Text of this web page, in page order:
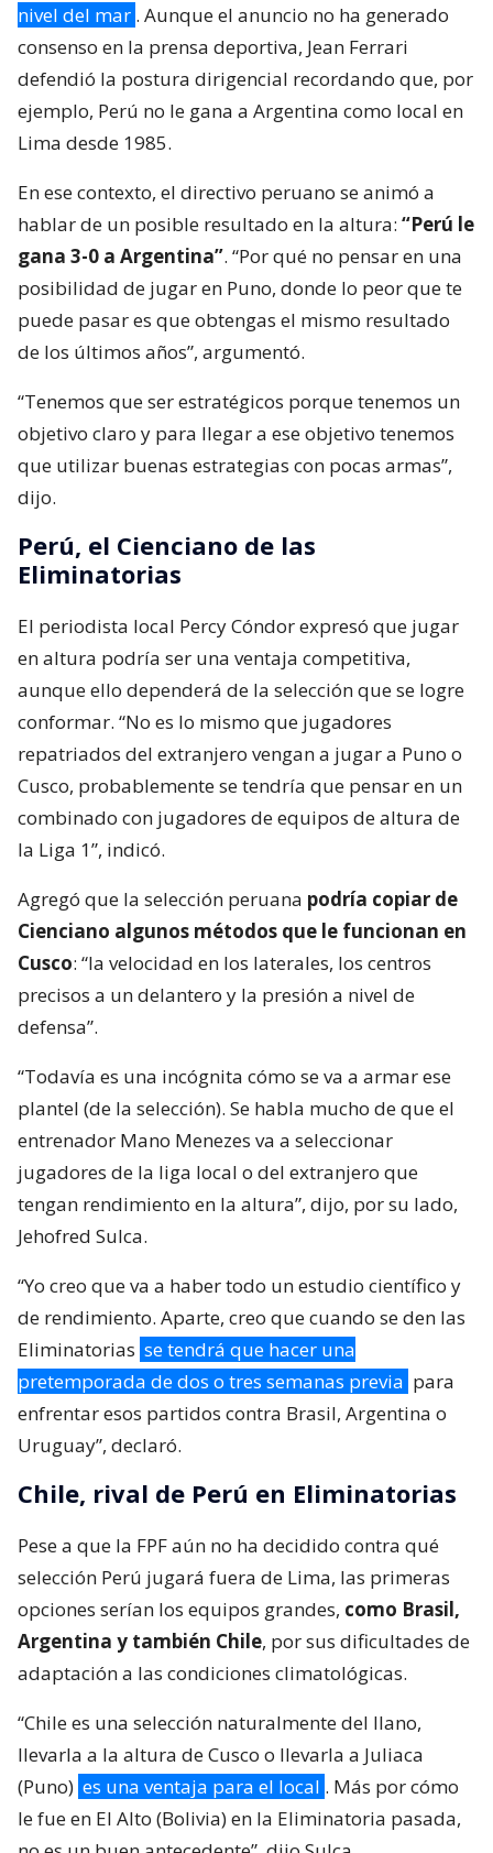
nivel del mar . Aunque el anuncio no ha generado
consenso en la prensa deportiva, Jean Ferrari
defendió la postura dirigencial recordando que, por
ejemplo, Perú no le gana a Argentina como local en
Lima desde 1985.
En ese contexto, el directivo peruano se animó a
hablar de un posible resultado en la altura: “Perú le
gana 3-0 a Argentina”. “Por qué no pensar en una
posibilidad de jugar en Puno, donde lo peor que te
puede pasar es que obtengas el mismo resultado
de los últimos años”, argumentó.
“Tenemos que ser estratégicos porque tenemos un
objetivo claro y para llegar a ese objetivo tenemos
que utilizar buenas estrategias con pocas armas”,
dijo.
Perú, el Cienciano de las
Eliminatorias
El periodista local Percy Cóndor expresó que jugar
en altura podría ser una ventaja competitiva,
aunque ello dependerá de la selección que se logre
conformar. “No es lo mismo que jugadores
repatriados del extranjero vengan a jugar a Puno o
Cusco, probablemente se tendría que pensar en un
combinado con jugadores de equipos de altura de
la Liga 1”, indicó.
Agregó que la selección peruana podría copiar de
Cienciano algunos métodos que le funcionan en
Cusco: “la velocidad en los laterales, los centros
precisos a un delantero y la presión a nivel de
defensa”.
“Todavía es una incógnita cómo se va a armar ese
plantel (de la selección). Se habla mucho de que el
entrenador Mano Menezes va a seleccionar
jugadores de la liga local o del extranjero que
tengan rendimiento en la altura”, dijo, por su lado,
Jehofred Sulca.
“Yo creo que va a haber todo un estudio científico y
de rendimiento. Aparte, creo que cuando se den las
Eliminatorias se tendrá que hacer una
pretemporada de dos o tres semanas previa para
enfrentar esos partidos contra Brasil, Argentina o
Uruguay”, declaró.
Chile, rival de Perú en Eliminatorias
Pese a que la FPF aún no ha decidido contra qué
selección Perú jugará fuera de Lima, las primeras
opciones serían los equipos grandes, como Brasil,
Argentina y también Chile, por sus dificultades de
adaptación a las condiciones climatológicas.
“Chile es una selección naturalmente del llano,
llevarla a la altura de Cusco o llevarla a Juliaca
(Puno) es una ventaja para el local . Más por cómo
le fue en El Alto (Bolivia) en la Eliminatoria pasada,